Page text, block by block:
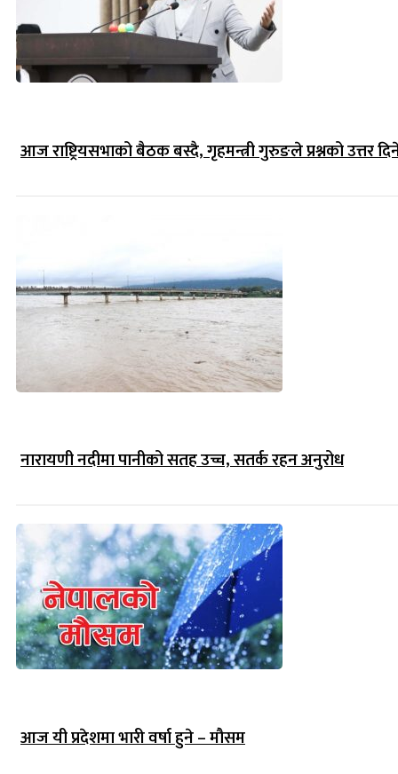
आज राष्ट्रियसभाको बैठक बस्दै, गृहमन्त्री गुरुङले प्रश्नको उत्तर
नारायणी नदीमा पानीको सतह उच्च, सतर्क रहन अनुरोध
आज यी प्रदेशमा भारी वर्षा हुने – मौसम